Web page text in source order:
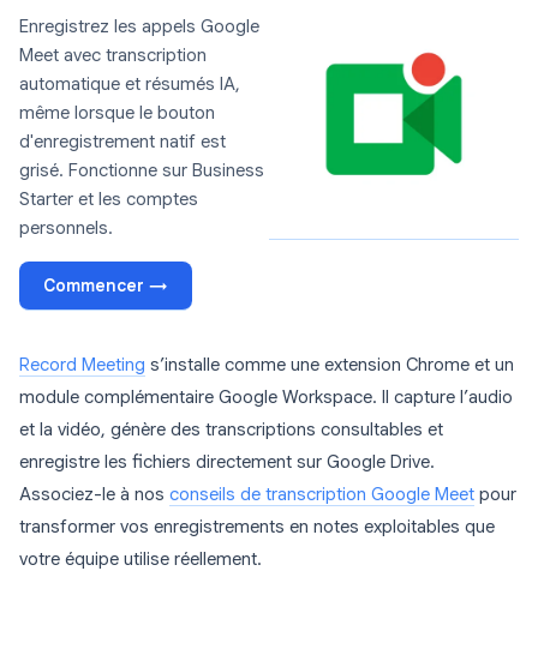
Enregistrez les appels Google
Meet avec transcription
automatique et résumés IA,
même lorsque le bouton
d'enregistrement natif est
grisé. Fonctionne sur Business
Starter et les comptes
personnels.
Commencer →
Record Meeting s’installe comme une extension Chrome et un
module complémentaire Google Workspace. Il capture l’audio
et la vidéo, génère des transcriptions consultables et
enregistre les fichiers directement sur Google Drive.
Associez-le à nos conseils de transcription Google Meet pour
transformer vos enregistrements en notes exploitables que
votre équipe utilise réellement.